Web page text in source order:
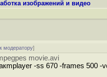
изображений и видео
к модератору]
movie.avi
-ss 670 -frames 500 -